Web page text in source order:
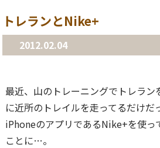
トレランとNike+
2012.02.04
最近、山のトレーニングでトレラン
に近所のトレイルを走ってるだけだ
iPhoneのアプリであるNike+を使っ
ことに…。